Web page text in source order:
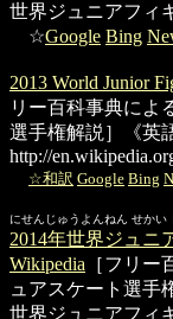
世界ジュニアフィ
☆Google Bing
2013 World Junior
リー百科事典によ
選手権解説］《英
http://
☆和訳 Google Bing
にせんじゅうよんねん せか
2014年世界ジュニ
Wikipedia ［フリ
ュアスケート選手
世界ジュニアフィ